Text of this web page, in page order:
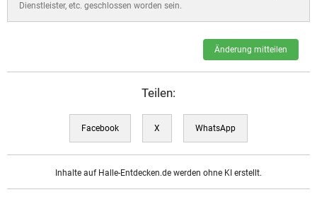
Dienstleister, etc. geschlossen worden sein.
Änderung mitteilen
Teilen:
Facebook X WhatsApp
Inhalte auf Halle-Entdecken.de werden ohne KI erstellt.